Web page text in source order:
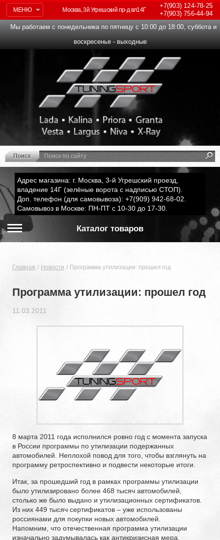
МЕНЮ
+7(903)124-78-25
+7(903)756-44-94
Москва, 3й Угрешский пр-д вл14Г
Мы работаем с понедельника по пятницу с 10:00 до 18:00, суббота и
воскресенье - выходные
Адрес магазина: г. Москва, 3-й Угрешский проезд,
владение 14Г (зелёные ворота с надписью СТОП).
Доп. телефон (для самовывоза): +7(909) 942-68-02.
Самовывоз в Москве: ПН-ПТ с 10-30 до 17-30.
Каталог товаров
Главная Новости Программа утилизации: прошел год
Программа утилизации: прошел год
11.03.2011
8 марта 2011 года исполнился ровно год с момента запуска
в России программы по утилизации подержанных
автомобилей. Неплохой повод для того, чтобы взглянуть на
программу ретроспективно и подвести некоторые итоги.
Итак, за прошедший год в рамках программы утилизации
было утилизировано более 468 тысяч автомобилей,
столько же было выдано и утилизационных сертификатов.
Из них 449 тысяч сертификатов – уже использованы
россиянами для покупки новых автомобилей.
Напомним, что отечественная программа утилизации
изначально задумывалась как антикризисная мера,